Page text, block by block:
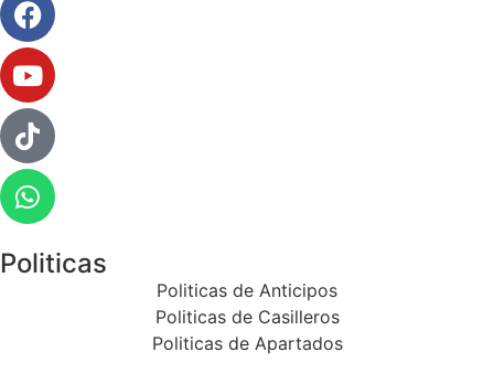
Politicas
Politicas de Anticipos
Politicas de Casilleros
Politicas de Apartados